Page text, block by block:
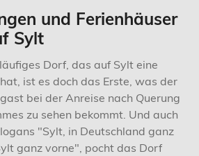
und Ferienhäuser
Sylt
Dorf, das auf Sylt eine
ist es doch das Erste, was der
bei der Anreise nach Querung
zu sehen bekommt. Und auch
"Sylt, in Deutschland ganz
ganz vorne", pocht das Dorf